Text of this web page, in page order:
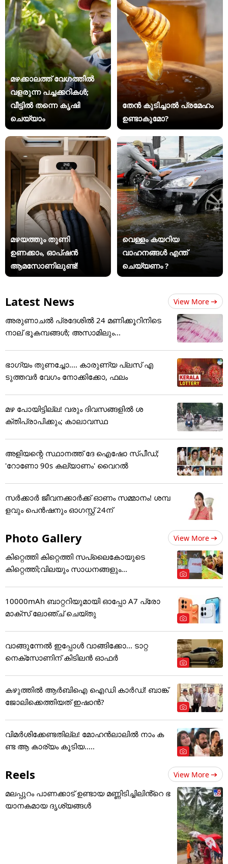
മഴക്കാലത്ത് വേഗത്തിൽ
വളരുന്ന പച്ചക്കറികൾ;
വീട്ടിൽ തന്നെ കൃഷി
ചെയ്യാം
തേൻ കുടിച്ചാൽ പ്രമേഹം
ഉണ്ടാകുമോ?
മഴയത്തും തുണി
ഉണക്കാം, ഓപ്ഷൻ
ആമസോണിലുണ്ട്!
വെള്ളം കയറിയ
വാഹനങ്ങൾ എന്ത്
ചെയ്യണം ?
Latest News View More
അരുണാചൽ പ്രദേശിൽ 24 മണിക്കൂറിനിടെ
നാല് ഭൂകമ്പങ്ങൾ; അസാമിലും...
ഭാഗ്യം തുണച്ചോ.... കാരുണ്യ പ്ലസ് എ
ടുത്തവര്‍ വേഗം നോക്കിക്കോ, ഫലം
മഴ പോയിട്ടില്ല! വരും ദിവസങ്ങളിൽ ശ
ക്തിപ്രാപിക്കും; കാലാവസ്ഥ
അ‌ളിയന്റെ സ്ഥാനത്ത് ദേ ഐഷോ സ്പീഡ്; ​
'റോണോ 90s കല്യാണം' വൈറൽ
സർക്കാർ ജീവനക്കാർക്ക് ഓണം സമ്മാനം! ശമ്പ
ളവും പെൻഷനും ഓഗസ്റ്റ് 24ന്
Photo Gallery View More
കിറ്റെത്തി കിറ്റെത്തി സപ്ലൈകോയുടെ
കിറ്റെത്തി;വിലയും സാധനങ്ങളും...
10000mAh ബാറ്ററിയുമായി ഓപ്പോ A7 പ്രോ
മാക്സ് ലോഞ്ച് ചെയ്തു
വാങ്ങുന്നേൽ ഇപ്പോൾ വാങ്ങിക്കോ... ടാറ്റ
നെക്സോണിന് കിടിലൻ ഓഫർ
കഴുത്തില്‍ ആര്‍ബിഐ ഐഡി കാര്‍ഡ്! ബാങ്ക്
ജോലിക്കെത്തിയത് ഇഷാന്‍?
വിമർശിക്കേണ്ടതില്ല! മോഹൻലാലിൽ നാം ക
ണ്ട ആ കാര്യം കൂടിയ.....
Reels View More
മലപ്പുറം പാണക്കാട് ഉണ്ടായ മണ്ണിടിച്ചിലിൻ്റെ ഭ
യാനകമായ ദൃശ്യങ്ങൾ